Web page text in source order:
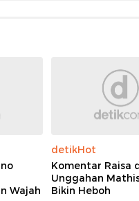
Wajah
detikHot
Komentar Raisa
Unggahan
Bikin Heboh